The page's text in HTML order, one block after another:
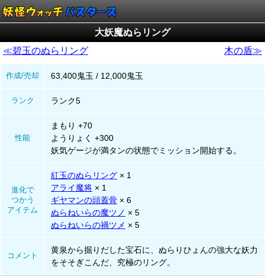
大妖魔ぬらリング
≪碧玉のぬらリング
木の盾≫
作成/売却 63,400鬼玉 / 12,000鬼玉
ランク ランク5
性能
まもり +70
ようりょく +300
妖気ゲージが満タンの状態でミッション開始する。
進化で
つかう
アイテム
紅玉のぬらリング × 1
アライ魔将 × 1
ギヤマンの頭蓋骨 × 6
ぬらねいらの魔ツノ × 5
ぬらねいらの禍ツメ × 5
コメント
黄泉から掘りだした宝石に、ぬらりひょんの強大な妖力
をそそぎこんだ、究極のリング。